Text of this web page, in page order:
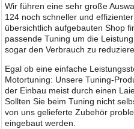
Wir führen eine sehr große
124 noch schneller und
übersichtlich aufgebauten Shop
passende Tuning um die
sogar den Verbrauch zu
Egal ob eine einfache
Motortuning: Unsere Tuning-
der Einbau meist durch einen
Sollten Sie beim Tuning nicht
von uns gelieferte Zubehör
eingebaut werden.